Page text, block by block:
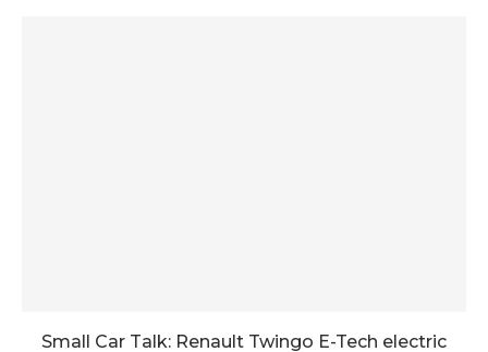
Small Car Talk: Renault Twingo E-Tech electric